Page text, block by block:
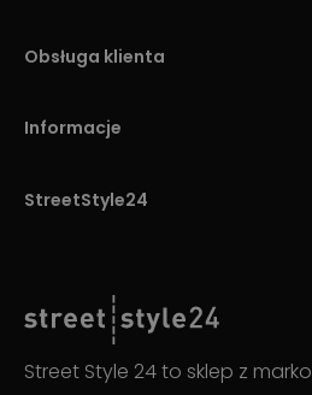
Obsługa klienta
Informacje
StreetStyle24
Street Style 24 to sklep z